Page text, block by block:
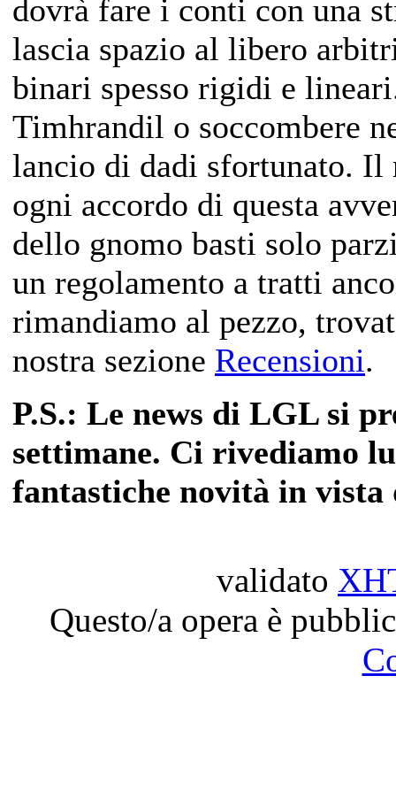
dovrà fare i conti con una
lascia spazio al libero
binari spesso rigidi e
Timhrandil o soccombere
lancio di dadi sfortunato.
ogni accordo di questa
dello gnomo basti solo
un regolamento a tratti
rimandiamo al pezzo,
nostra sezione Recensioni.
P.S.: Le news di LGL si
settimane. Ci rivediamo
fantastiche novità in vista
validato
Questo/a opera è